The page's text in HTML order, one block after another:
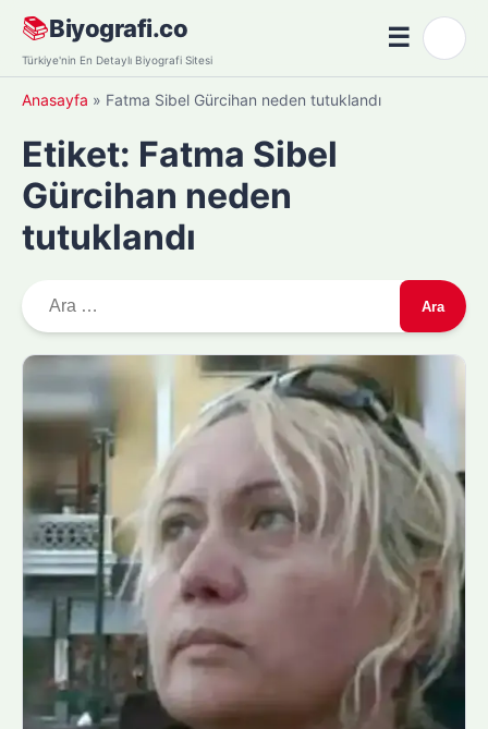
Skip
content
📚Biyografi.co
Türkiye'nin En Detaylı Biyografi Sitesi
☰Menü
Anasayfa » Fatma Sibel Gürcihan neden tutuklandı
Etiket: Fatma Sibel
Gürcihan neden
tutuklandı
r
: